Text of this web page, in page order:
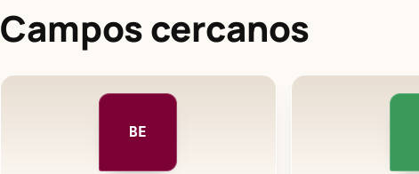
Campos cercanos
BE